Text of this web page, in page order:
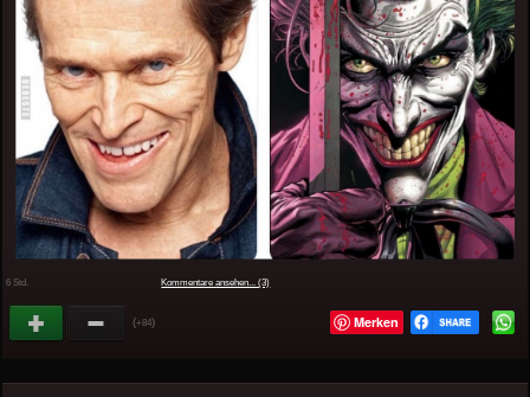
6 Std. Kommentare ansehen... (3)
(+84) Merken